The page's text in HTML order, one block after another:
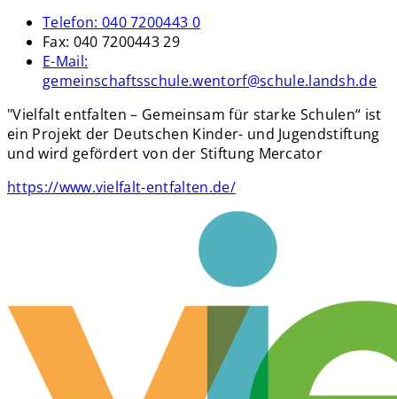
Telefon: 040 7200443 0
Fax: 040 7200443 29
E-Mail:
gemeinschaftsschule.wentorf@schule.landsh.de
"Vielfalt entfalten – Gemeinsam für starke Schulen“ ist
ein Projekt der Deutschen Kinder- und Jugendstiftung
und wird gefördert von der Stiftung Mercator
https://www.vielfalt-entfalten.de/